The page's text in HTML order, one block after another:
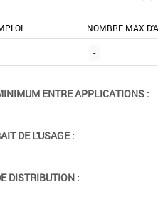
NOMBRE MAX
-
ENTRE APPLICATIONS :
DE L'USAGE :
DISTRIBUTION :